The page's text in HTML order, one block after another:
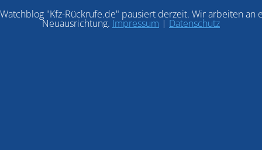
"Kfz-Rückrufe.de" pausiert derzeit. Wir arbeiten an
Neuausrichtung. Impressum | Datenschutz